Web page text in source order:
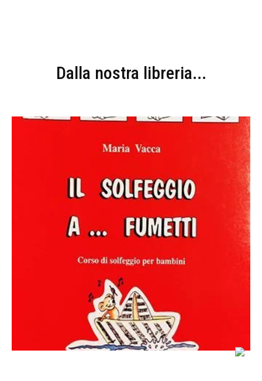
Dalla nostra libreria...